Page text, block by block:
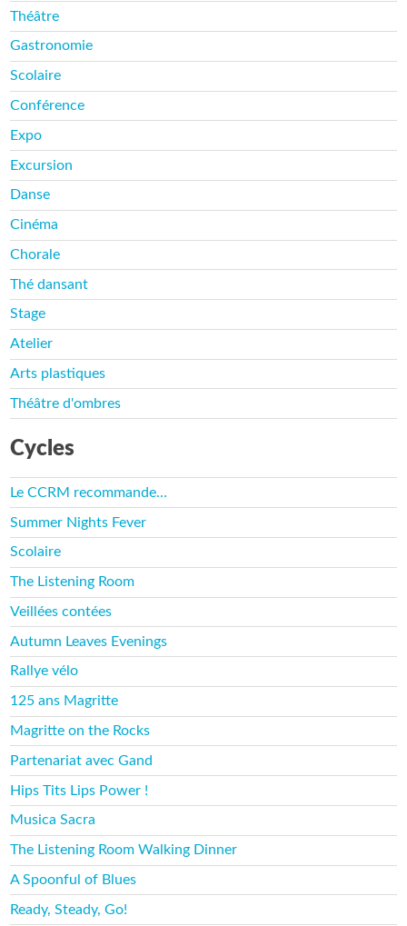
Théâtre
Gastronomie
Scolaire
Conférence
Expo
Excursion
Danse
Cinéma
Chorale
Thé dansant
Stage
Atelier
Arts plastiques
Théâtre d'ombres
Cycles
Le CCRM recommande…
Summer Nights Fever
Scolaire
The Listening Room
Veillées contées
Autumn Leaves Evenings
Rallye vélo
125 ans Magritte
Magritte on the Rocks
Partenariat avec Gand
Hips Tits Lips Power !
Musica Sacra
The Listening Room Walking Dinner
A Spoonful of Blues
Ready, Steady, Go!